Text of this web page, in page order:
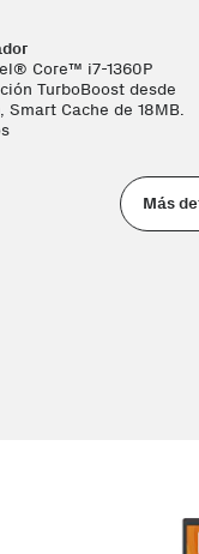
Core™ i7-1360P
TurboBoost desde
Smart Cache de 18MB.
Más